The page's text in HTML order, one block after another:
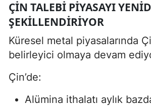
ÇIN TALEBI PIYASAYI
ŞEKILLENDIRIYOR
Küresel metal piyasalarında
belirleyici olmaya devam
Çin’de:
Alümina ithalatı aylık